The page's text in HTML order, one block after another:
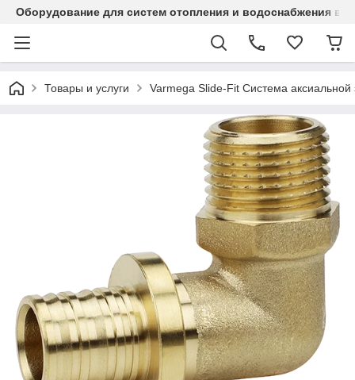
Оборудование для систем отопления и водоснабжения в
Товары и услуги Varmega Slide-Fit Система аксиальной